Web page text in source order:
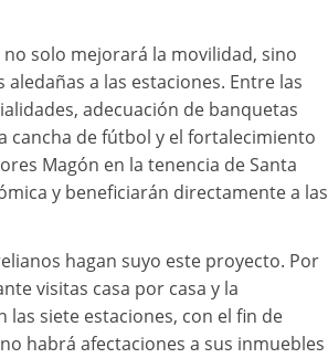
solo mejorará la movilidad, sino
a las estaciones. Entre las
adecuación de banquetas
cancha de fútbol y el fortalecimiento
Magón en la tenencia de Santa
y beneficiarán directamente a las
hagan suyo este proyecto. Por
visitas casa por casa y la
siete estaciones, con el fin de
habrá afectaciones a sus inmuebles